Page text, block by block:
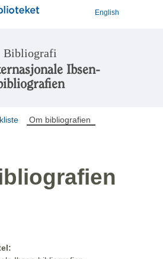
English
Bibliografi
Ibsen-
Om bibliografien